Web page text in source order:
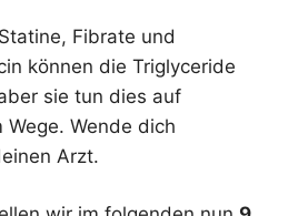
Fibrate und
können die Triglyceride
sie tun dies auf
Wende dich
Arzt.